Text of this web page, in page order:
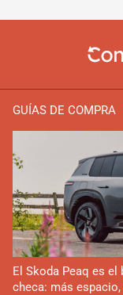
GUÍAS DE COMPRA
El Skoda Peaq es
checa: más